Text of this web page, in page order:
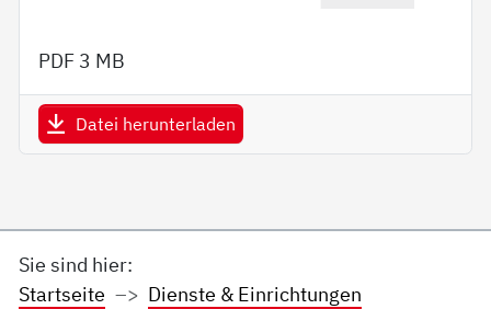
PDF 3 MB
Datei herunterladen
Sie sind hier:
Startseite
Dienste & Einrichtungen